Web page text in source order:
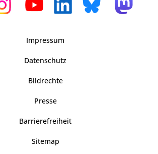
Impressum
Datenschutz
Bildrechte
Presse
Barrierefreiheit
Sitemap